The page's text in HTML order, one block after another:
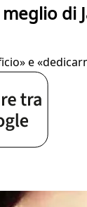
di
e